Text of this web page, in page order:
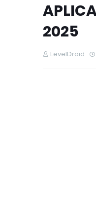
2025
LevelDroid